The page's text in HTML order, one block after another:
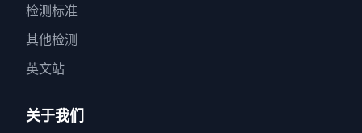
检测标准
其他检测
英文站
关于我们